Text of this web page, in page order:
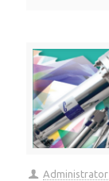
Administrator